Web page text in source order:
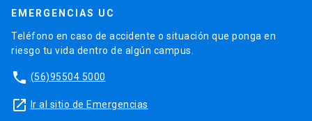
EMERGENCIAS UC
Teléfono en caso de accidente o situación que ponga en
riesgo tu vida dentro de algún campus.
phone (56)95504 5000
launch Ir al sitio de Emergencias